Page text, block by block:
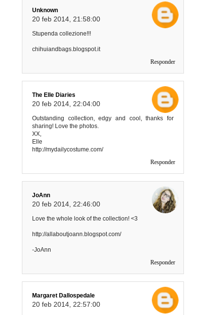
Unknown
20 feb 2014, 21:58:00
Stupenda collezione!!!
chihuiandbags.blogspot.it
Responder
The Elle Diaries
20 feb 2014, 22:04:00
Outstanding collection, edgy and cool, thanks for
sharing! Love the photos.
XX,
Elle
http://mydailycostume.com/
Responder
JoAnn
20 feb 2014, 22:46:00
Love the whole look of the collection! <3
http://allaboutjoann.blogspot.com/
-JoAnn
Responder
Margaret Dallospedale
20 feb 2014, 22:57:00